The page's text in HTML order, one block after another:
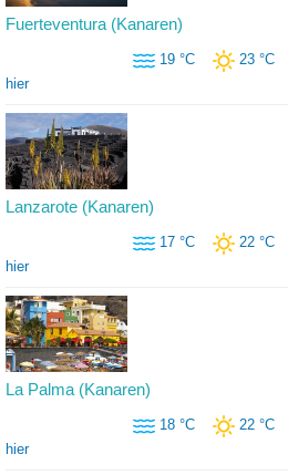
Fuerteventura (Kanaren)
19 °C 23 °C
hier
Lanzarote (Kanaren)
17 °C 22 °C
hier
La Palma (Kanaren)
18 °C 22 °C
hier